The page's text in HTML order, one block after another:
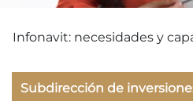
Infonavit: necesidades y
Subdirección de